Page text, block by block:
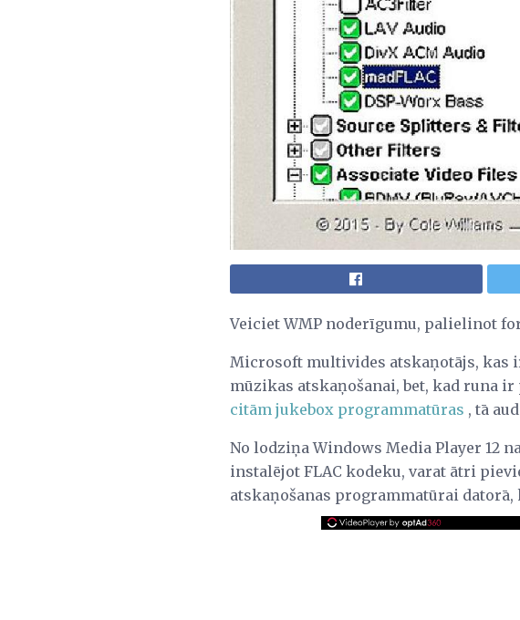
Veiciet WMP noderīgumu, palielinot
Microsoft multivides atskaņotājs, kas
mūzikas atskaņošanai, bet, kad runa
citām jukebox programmatūras , tā
No lodziņa Windows Media Player 12
instalējot FLAC kodeku, varat ātri
atskaņošanas programmatūrai datorā,